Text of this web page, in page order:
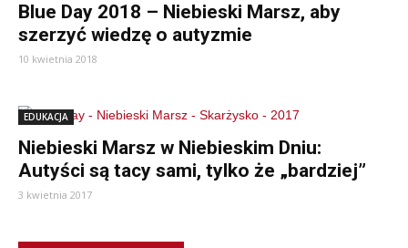
Blue Day 2018 – Niebieski Marsz, aby
szerzyć wiedzę o autyzmie
10 kwietnia 2018
EDUKACJA
Niebieski Marsz w Niebieskim Dniu:
Autyści są tacy sami, tylko że „bardziej”
3 kwietnia 2017